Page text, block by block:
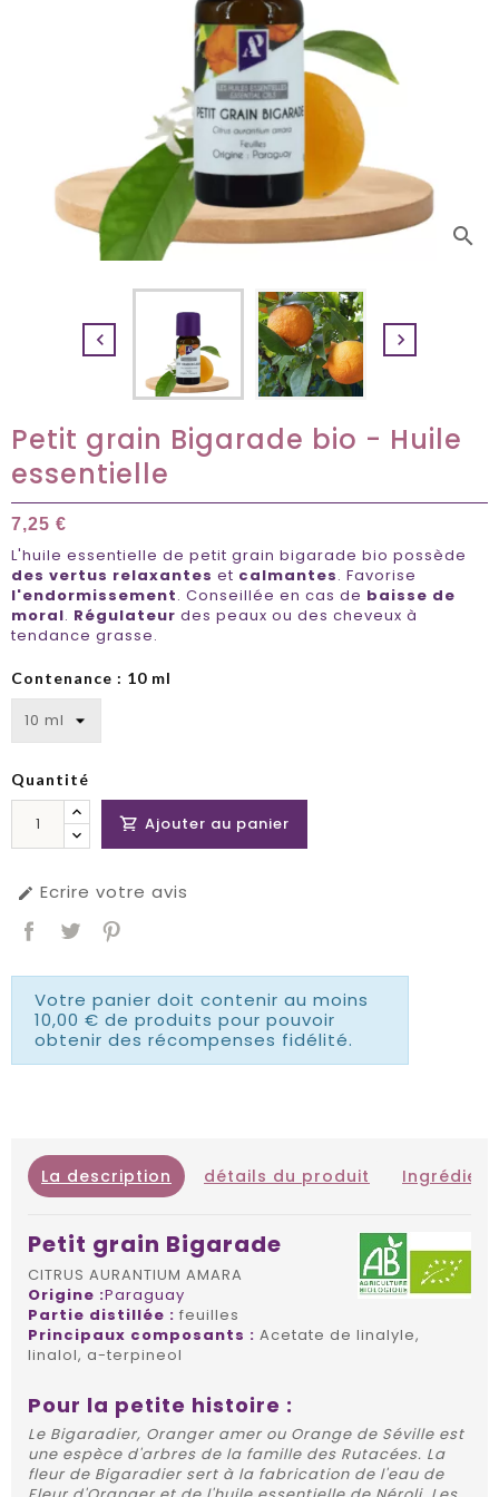
search
 
Petit grain Bigarade bio - Huile
essentielle
7,25 €
L'huile essentielle de petit grain bigarade bio possède
des vertus relaxantes et calmantes. Favorise
l'endormissement. Conseillée en cas de baisse de
moral. Régulateur des peaux ou des cheveux à
tendance grasse.
Contenance : 10 ml
Quantité
 Ajouter au panier
 Ecrire votre avis
Votre panier doit contenir au moins
10,00 € de produits pour pouvoir
obtenir des récompenses fidélité.
La description détails du produit
Petit grain Bigarade
CITRUS AURANTIUM AMARA
Origine :Paraguay
Partie distillée : feuilles
Principaux composants : Acetate de linalyle,
linalol, a-terpineol
Pour la petite histoire :
Le Bigaradier, Oranger amer ou Orange de Séville est
une espèce d'arbres de la famille des Rutacées. La
fleur de Bigaradier sert à la fabrication de l'eau de